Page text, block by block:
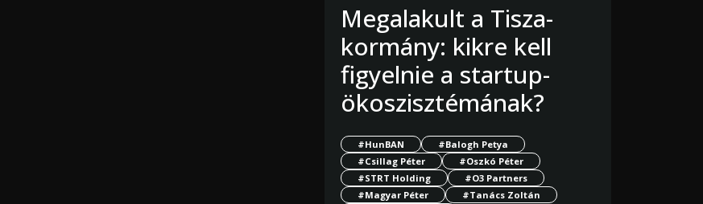
Megalakult a Tisza-
kormány: kikre kell
figyelnie a startup-
ökoszisztémának?
#HunBAN
#Balogh Petya
#Csillag Péter
#Oszkó Péter
#STRT Holding
#O3 Partners
#Magyar Péter
#Tanács Zoltán